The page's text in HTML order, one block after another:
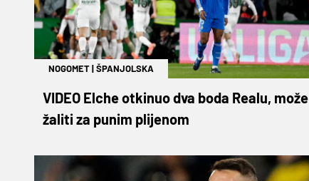
NOGOMET|ŠPANJOLSKA
VIDEO Elche otkinuo dva boda Realu, može
žaliti za punim plijenom